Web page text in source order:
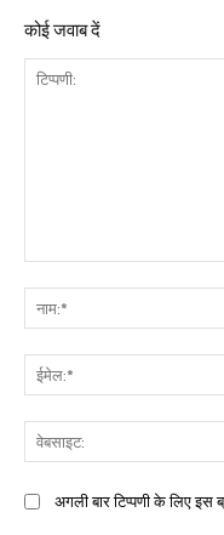
कोई जवाब दें
अगली बार टिप्पणी के लिए